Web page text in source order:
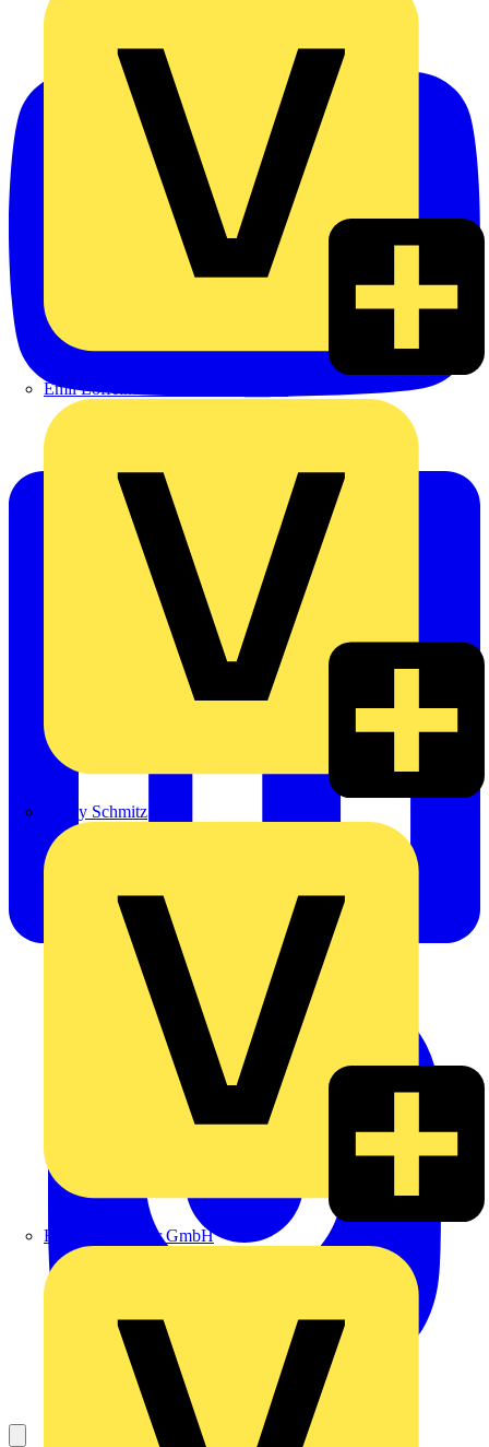
Emil Löffelhardt GmbH & Co. KG
Hardy Schmitz
Heinrich Häusler GmbH